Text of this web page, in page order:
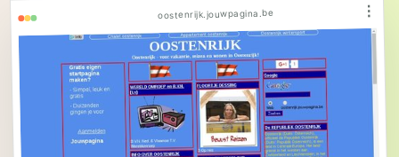
oostenrijk.jouwpagina.be ⋮